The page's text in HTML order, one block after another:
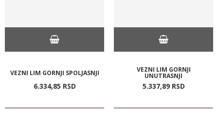
VEZNI LIM GORNJI SPOLJASNJI
6.334,85 RSD
VEZNI LIM GORNJI
UNUTRASNJI
5.337,89 RSD